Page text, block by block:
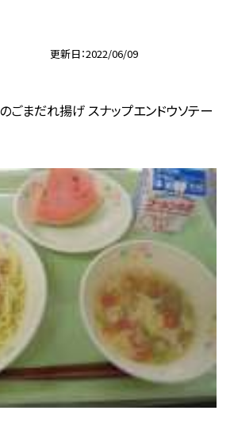
更新日 2022/06/09
ごまだれ揚げ スナップエンドウソテー